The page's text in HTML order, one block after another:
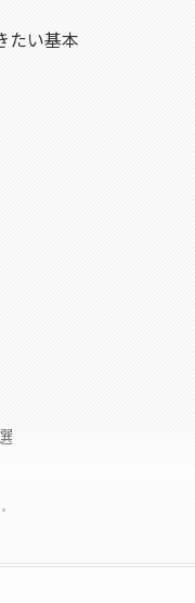
たい基本